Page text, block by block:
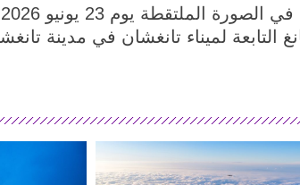
التابعة لميناء تانغشان في مدينة